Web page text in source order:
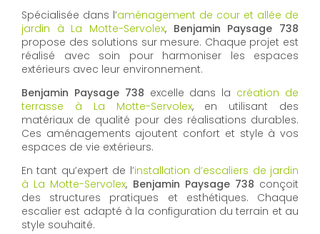
Spécialisée dans l’aménagement de cour et allée de
jardin à La Motte-Servolex, Benjamin Paysage 738
propose des solutions sur mesure. Chaque projet est
réalisé avec soin pour harmoniser les espaces
extérieurs avec leur environnement.
Benjamin Paysage 738 excelle dans la création de
terrasse à La Motte-Servolex, en utilisant des
matériaux de qualité pour des réalisations durables.
Ces aménagements ajoutent confort et style à vos
espaces de vie extérieurs.
En tant qu’expert de l’installation d’escaliers de jardin
à La Motte-Servolex, Benjamin Paysage 738 conçoit
des structures pratiques et esthétiques. Chaque
escalier est adapté à la configuration du terrain et au
style souhaité.